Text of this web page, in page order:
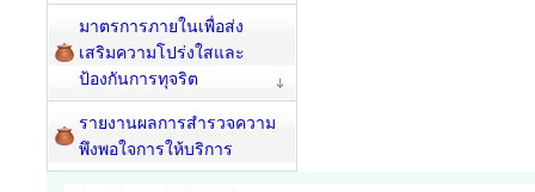
มาตรการภายในเพื่อส่ง
เสริมความโปร่งใสและ
ป้องกันการทุจริต
รายงานผลการสำรวจความ
พึงพอใจการให้บริการ